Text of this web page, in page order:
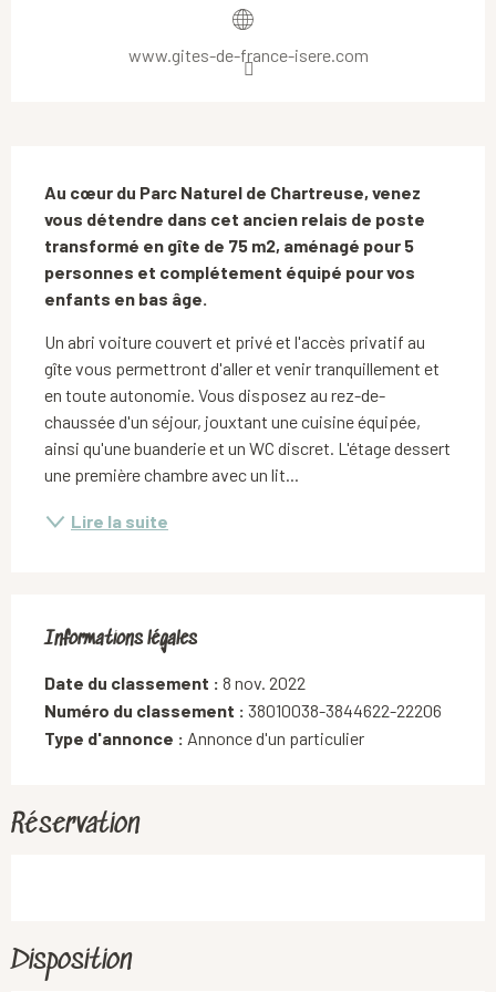
www.gites-de-france-isere.com
Au cœur du Parc Naturel de Chartreuse, venez
vous détendre dans cet ancien relais de poste
transformé en gîte de 75 m2, aménagé pour 5
personnes et complétement équipé pour vos
enfants en bas âge.
Un abri voiture couvert et privé et l'accès privatif au
gîte vous permettront d'aller et venir tranquillement et
en toute autonomie. Vous disposez au rez-de-
chaussée d'un séjour, jouxtant une cuisine équipée,
ainsi qu'une buanderie et un WC discret. L'étage dessert
une première chambre avec un lit...
Lire la suite
Informations légales
Informations légales
Date du classement : 8 nov. 2022
Numéro du classement : 38010038-3844622-22206
Type d'annonce : Annonce d'un particulier
Réservation
Disposition